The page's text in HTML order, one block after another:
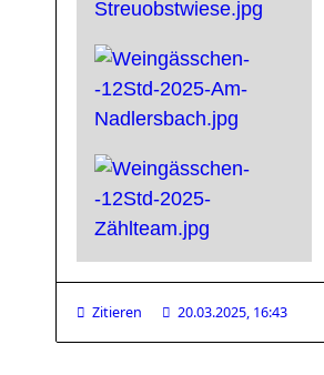
Zitieren 20.03.2025, 16:43